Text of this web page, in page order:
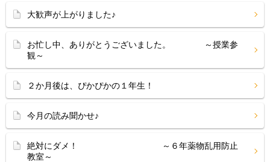
大歓声が上がりました♪
お忙し中、ありがとうございました。 ～授業参
観～
２か月後は、ぴかぴかの１年生！
今月の読み聞かせ♪
絶対にダメ！ ～６年薬物乱用防止
教室～